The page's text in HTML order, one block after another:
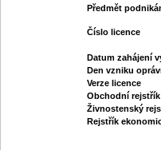
Předmět
Číslo licence
Datum zahájení
Den vzniku
Verze licence
Obchodní rejstřík
Živnostenský
Rejstřík